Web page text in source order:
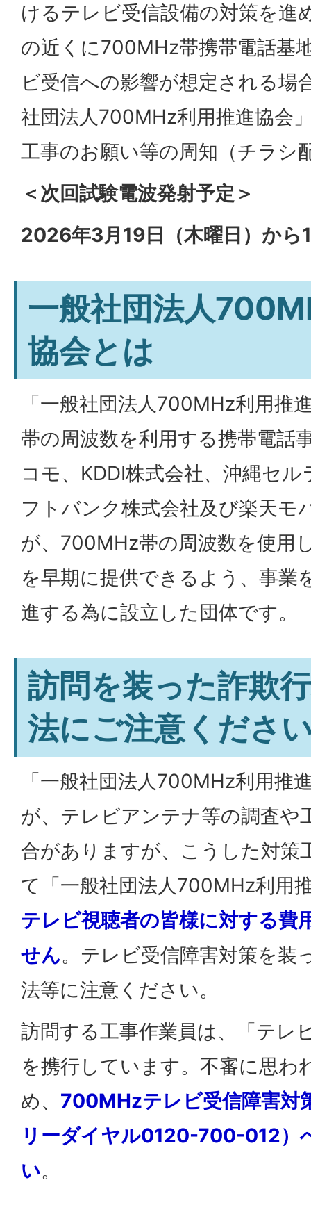
けるテレビ受信設備の対策を進
の近くに700MHz帯携帯電話基
ビ受信への影響が想定される場
社団法人700MHz利用推進協会
工事のお願い等の周知（チラシ
＜次回試験電波発射予定＞
2026年3月19日（木曜日）から
一般社団法人
協会とは
「一般社団法人700MHz利用推
帯の周波数を利用する携帯電話
コモ、KDDI株式会社、沖縄セ
フトバンク株式会社及び楽天モ
が、700MHz帯の周波数を使用
を早期に提供できるよう、事業
進する為に設立した団体です。
訪問を装った詐欺
法にご注意くださ
「一般社団法人700MHz利用推
が、テレビアンテナ等の調査や
合がありますが、こうした対策
て「一般社団法人700MHz利用
テレビ視聴者の皆様に対する費
せん。テレビ受信障害対策を装
法等に注意ください。
訪問する工事作業員は、「テレ
を携行しています。不審に思わ
め、 700MHzテレビ受信障害対
リーダイヤル0120-700-012）
い。